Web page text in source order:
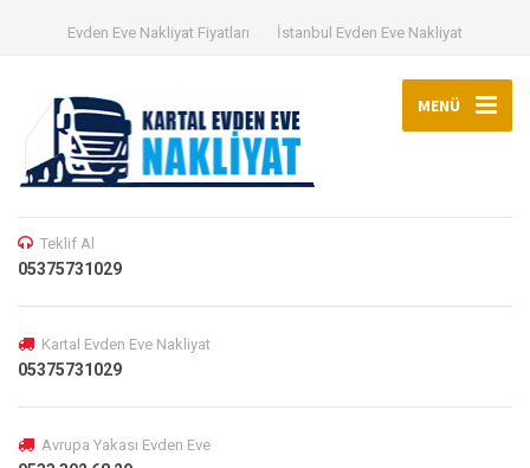
Evden Eve Nakliyat Fiyatları İstanbul Evden Eve Nakliyat
MENÜ
Teklif Al
05375731029
Kartal Evden Eve Nakliyat
05375731029
Avrupa Yakası Evden Eve